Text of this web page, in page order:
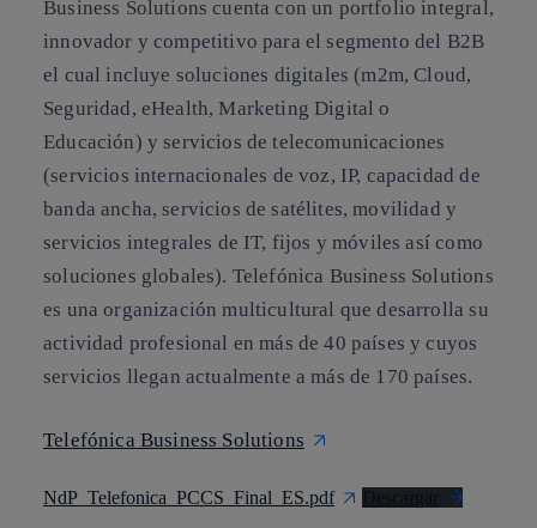
Business Solutions cuenta con un portfolio integral,
innovador y competitivo para el segmento del B2B
el cual incluye soluciones digitales (m2m, Cloud,
Seguridad, eHealth, Marketing Digital o
Educación) y servicios de telecomunicaciones
(servicios internacionales de voz, IP, capacidad de
banda ancha, servicios de satélites, movilidad y
servicios integrales de IT, fijos y móviles así como
soluciones globales). Telefónica Business Solutions
es una organización multicultural que desarrolla su
actividad profesional en más de 40 países y cuyos
servicios llegan actualmente a más de 170 países.
Telefónica Business Solutions
NdP_Telefonica_PCCS_Final_ES.pdf Descargar